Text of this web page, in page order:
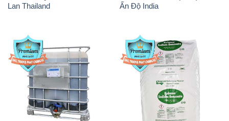
Lan Thailand
Ấn Độ India